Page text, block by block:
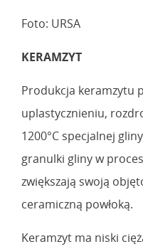
Foto: URSA
KERAMZYT
Produkcja keramzytu
uplastycznieniu,
1200°C specjalnej
granulki gliny w
zwiększają swoją
ceramiczną powłoką.
Keramzyt ma niski